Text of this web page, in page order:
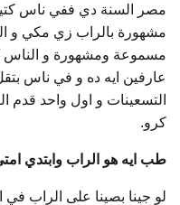
مصر السنة دي ففي ناس
مشهورة بالراب زي مكي و
مسموعة ومشهورة و الناس
عارفين ايه ده و في ناس
التسعينات و اول واحد
كرو.
طب ايه هو الراب وابتدي
لو جينا بصينا على الراب